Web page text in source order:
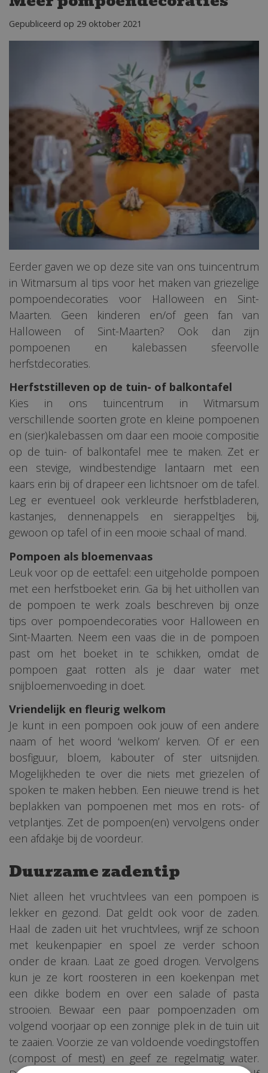
Gepubliceerd op 29 oktober 2021
Eerder gaven we op deze site van ons tuincentrum
in Witmarsum al tips voor het maken van griezelige
pompoendecoraties voor Halloween en Sint-
Maarten. Geen kinderen en/of geen fan van
Halloween of Sint-Maarten? Ook dan zijn
pompoenen en kalebassen sfeervolle
herfstdecoraties.
Herfststilleven op de tuin- of balkontafel
Kies in ons tuincentrum in Witmarsum
verschillende soorten grote en kleine pompoenen
en (sier)kalebassen om daar een mooie compositie
op de tuin- of balkontafel mee te maken. Zet er
een stevige, windbestendige lantaarn met een
kaars erin bij of drapeer een lichtsnoer om de tafel.
Leg er eventueel ook verkleurde herfstbladeren,
kastanjes, dennenappels en sierappeltjes bij,
gewoon op tafel of in een mooie schaal of mand.
Pompoen als bloemenvaas
Leuk voor op de eettafel: een uitgeholde pompoen
met een herfstboeket erin. Ga bij het uithollen van
de pompoen te werk zoals beschreven bij onze
tips over pompoendecoraties voor Halloween en
Sint-Maarten. Neem een vaas die in de pompoen
past om het boeket in te schikken, omdat de
pompoen gaat rotten als je daar water met
snijbloemenvoeding in doet.
Vriendelijk en fleurig welkom
Je kunt in een pompoen ook jouw of een andere
naam of het woord ‘welkom’ kerven. Of er een
bosfiguur, bloem, kabouter of ster uitsnijden.
Mogelijkheden te over die niets met griezelen of
spoken te maken hebben. Een nieuwe trend is het
beplakken van pompoenen met mos en rots- of
vetplantjes. Zet de pompoen(en) vervolgens onder
een afdakje bij de voordeur.
Duurzame zadentip
Niet alleen het vruchtvlees van een pompoen is
lekker en gezond. Dat geldt ook voor de zaden.
Haal de zaden uit het vruchtvlees, wrijf ze schoon
met keukenpapier en spoel ze verder schoon
onder de kraan. Laat ze goed drogen. Vervolgens
kun je ze kort roosteren in een koekenpan met
een dikke bodem en over een salade of pasta
strooien. Bewaar een paar pompoenzaden om
volgend voorjaar op een zonnige plek in de tuin uit
te zaaien. Voorzie ze van voldoende voedingstoffen
(compost of mest) en geef ze regelmatig water.